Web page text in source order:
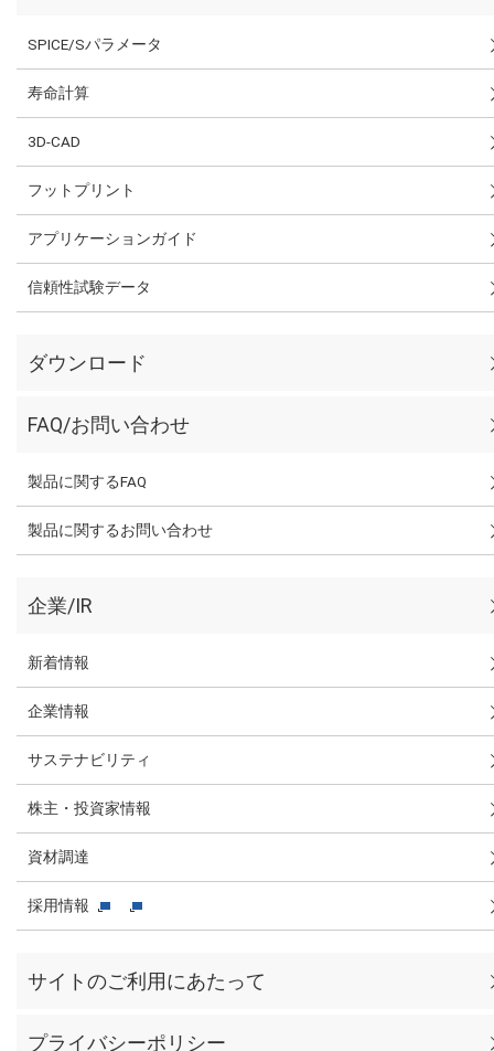
SPICE/Sパラメータ
寿命計算
3D-CAD
フットプリント
アプリケーションガイド
信頼性試験データ
ダウンロード
FAQ/お問い合わせ
製品に関するFAQ
製品に関するお問い合わせ
企業/IR
新着情報
企業情報
サステナビリティ
株主・投資家情報
資材調達
採用情報
サイトのご利用にあたって
プライバシーポリシー